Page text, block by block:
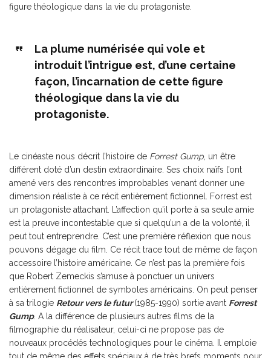
figure théologique dans la vie du protagoniste.
La plume numérisée qui vole et
introduit l’intrigue est, d’une certaine
façon, l’incarnation de cette figure
théologique dans la vie du
protagoniste.
Le cinéaste nous décrit l’histoire de Forrest Gump , un être
différent doté d’un destin extraordinaire. Ses choix naïfs l’ont
amené vers des rencontres improbables venant donner une
dimension réaliste à ce récit entièrement fictionnel. Forrest est
un protagoniste attachant. L’affection qu’il porte à sa seule amie
est la preuve incontestable que si quelqu’un a de la volonté, il
peut tout entreprendre. C’est une première réflexion que nous
pouvons dégage du film. Ce récit trace tout de même de façon
accessoire l’histoire américaine. Ce n’est pas la première fois
que Robert Zemeckis s’amuse à ponctuer un univers
entièrement fictionnel de symboles américains. On peut penser
à sa trilogie Retour vers le futur(1985-1990) sortie avant Forrest
Gump. A la différence de plusieurs autres films de la
filmographie du réalisateur, celui-ci ne propose pas de
nouveaux procédés technologiques pour le cinéma. Il emploie
tout de même des effets spéciaux à de très brefs moments pour